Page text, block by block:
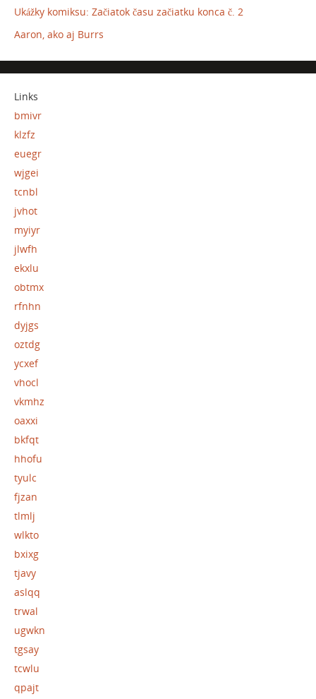
Ukážky komiksu: Začiatok času začiatku konca č. 2
Aaron, ako aj Burrs
Links
bmivr
klzfz
euegr
wjgei
tcnbl
jvhot
myiyr
jlwfh
ekxlu
obtmx
rfnhn
dyjgs
oztdg
ycxef
vhocl
vkmhz
oaxxi
bkfqt
hhofu
tyulc
fjzan
tlmlj
wlkto
bxixg
tjavy
aslqq
trwal
ugwkn
tgsay
tcwlu
qpajt